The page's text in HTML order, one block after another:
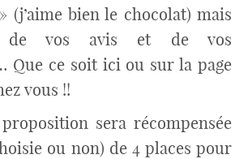
(j’aime bien le chocolat) mais
de vos avis et de vos
Que ce soit ici ou sur la page
vous !!
sera récompensée
ou non) de 4 places pour